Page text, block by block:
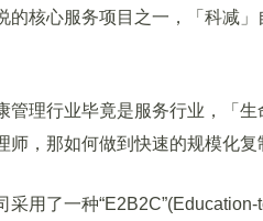
核心服务项目之一，「科减」
理行业毕竟是服务行业，「生
师，那如何做到快速的规模化复
了一种“E2B2C”(Education-